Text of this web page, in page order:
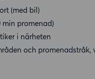
(med bil)
promenad)
i närheten
och